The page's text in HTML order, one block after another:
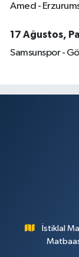
Amed -
17 Ağustos,
Samsunspor -
İstiklal